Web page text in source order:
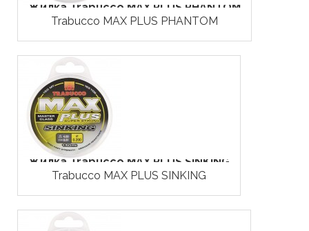
Жилка Trabucco MAX PLUS PHANTOM
Trabucco MAX PLUS PHANTOM
Жилка Trabucco MAX PLUS SINKING
Trabucco MAX PLUS SINKING